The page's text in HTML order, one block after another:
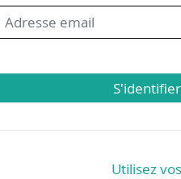
Utilisez